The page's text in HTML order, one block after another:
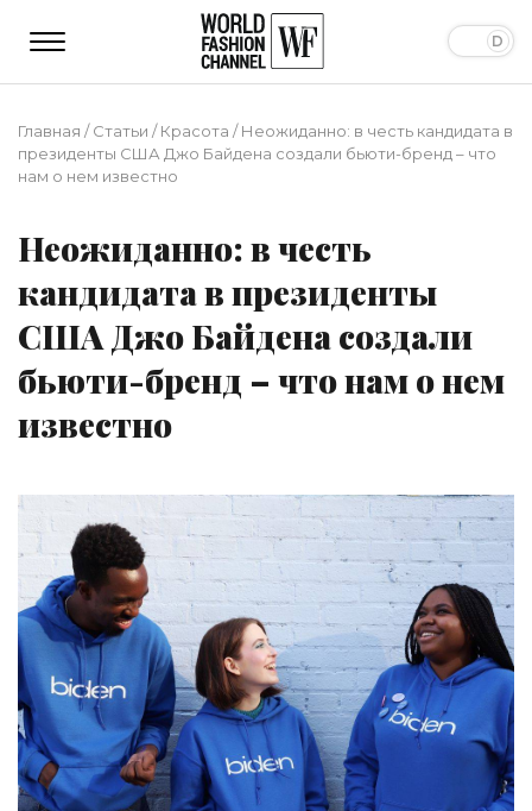
Главная /Статьи /Красота /Неожиданно: в честь кандидата в
президенты США Джо Байдена создали бьюти-бренд – что
нам о нем известно
Неожиданно: в честь
кандидата в президенты
США Джо Байдена создали
бьюти-бренд – что нам о нем
известно